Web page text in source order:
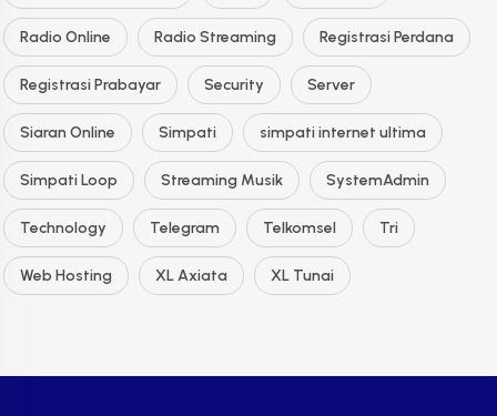
Radio Online Radio Streaming Registrasi Perdana
Registrasi Prabayar Security Server
Siaran Online Simpati simpati internet ultima
Simpati Loop Streaming Musik SystemAdmin
Technology Telegram Telkomsel Tri
Web Hosting XL Axiata XL Tunai